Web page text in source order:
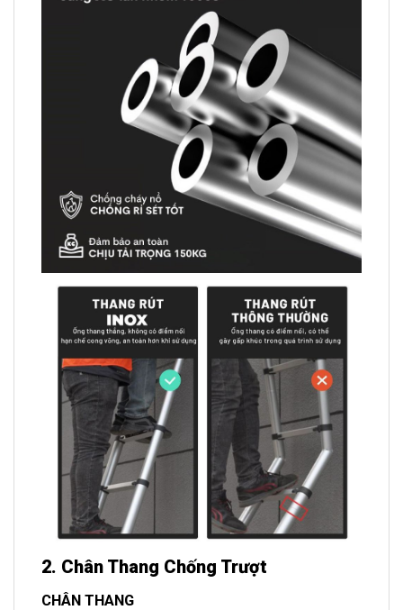
2. Chân Thang Chống Trượt
CHÂN THANG